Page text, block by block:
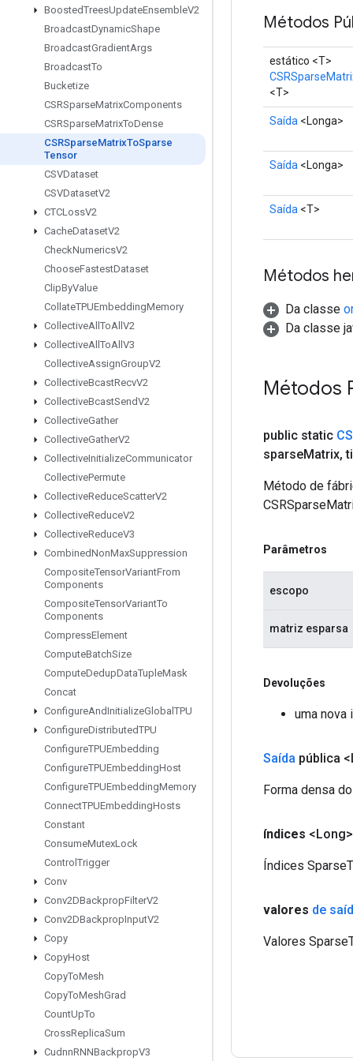
BoostedTreesUpdateEnsembleV2
BroadcastDynamicShape
BroadcastGradientArgs
BroadcastTo
Bucketize
CSRSparseMatrixComponents
CSRSparseMatrixToDense
CSRSparseMatrixToSparse
Tensor
CSVDataset
CSVDatasetV2
CTCLossV2
CacheDatasetV2
CheckNumericsV2
ChooseFastestDataset
ClipByValue
CollateTPUEmbeddingMemory
CollectiveAll ToAll V2
CollectiveAll ToAll V3
CollectiveAssignGroupV2
CollectiveBcastRecvV2
CollectiveBcastSendV2
CollectiveGather
CollectiveGatherV2
CollectiveInitializeCommunicator
CollectivePermute
CollectiveReduceScatterV2
CollectiveReduceV2
CollectiveReduceV3
CombinedNonMaxSuppression
CompositeTensorVariantFrom
Components
CompositeTensorVariantTo
Components
CompressElement
ComputeBatchSize
ComputeDedupDataTupleMask
Concat
ConfigureAndInitializeGlobal TPU
ConfigureDistributedTPU
ConfigureTPUEmbedding
ConfigureTPUEmbeddingHost
ConfigureTPUEmbeddingMemory
ConnectTPUEmbeddingHosts
Constant
ConsumeMutexLock
Control Trigger
Conv
Conv2DBackpropFilterV2
Conv2DBackpropInputV2
Copy
CopyHost
CopyToMesh
CopyToMeshGrad
CountUpTo
CrossReplicaSum
CudnnRNNBackpropV3
Métodos
estático <T>
<T>
Saída <Longa>
Saída <Longa>
Saída <T>
Métodos
Da classe
Da classe
Métodos
public static
sparseMatrix,
Método de
Parâmetros
escopo
matriz esparsa
Devoluções
uma nova
Saída pública
Forma densa
índices <Long>
Índices
valores de
Valores